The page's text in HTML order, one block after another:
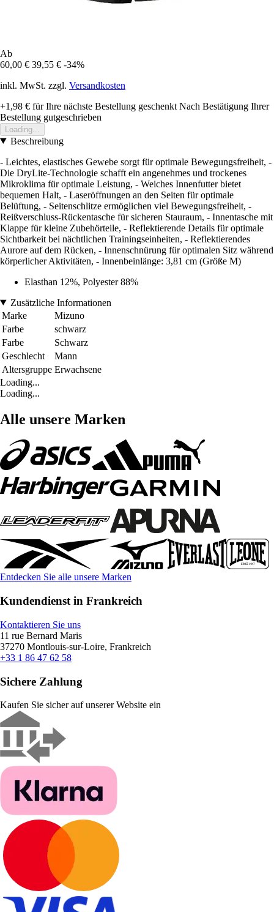
Ab
60,00 € 39,55 € -34%
inkl. MwSt. zzgl. Versandkosten
+1,98 € für Ihre nächste Bestellung geschenkt Nach Bestätigung Ihrer
Bestellung gutgeschrieben
Loading...
Beschreibung
- Leichtes, elastisches Gewebe sorgt für optimale Bewegungsfreiheit, -
Die DryLite-Technologie schafft ein angenehmes und trockenes
Mikroklima für optimale Leistung, - Weiches Innenfutter bietet
bequemen Halt, - Laseröffnungen an den Seiten für optimale
Belüftung, - Seitenschlitze ermöglichen viel Bewegungsfreiheit, -
Reißverschluss-Rückentasche für sicheren Stauraum, - Innentasche mit
Klappe für kleine Zubehörteile, - Reflektierende Details für optimale
Sichtbarkeit bei nächtlichen Trainingseinheiten, - Reflektierendes
Aurore auf dem Rücken, - Innenschnürung für optimalen Sitz während
körperlicher Aktivitäten, - Innenbeinlänge: 3,81 cm (Größe M)
Elasthan 12%, Polyester 88%
Zusätzliche Informationen
Marke
Mizuno
Farbe
schwarz
Farbe
Schwarz
Geschlecht
Mann
Altersgruppe Erwachsene
Loading...
Loading...
Alle unsere Marken
Entdecken Sie alle unsere Marken
Kundendienst in Frankreich
Kontaktieren Sie uns
11 rue Bernard Maris
37270 Montlouis-sur-Loire, Frankreich
+33 1 86 47 62 58
Sichere Zahlung
Kaufen Sie sicher auf unserer Website ein